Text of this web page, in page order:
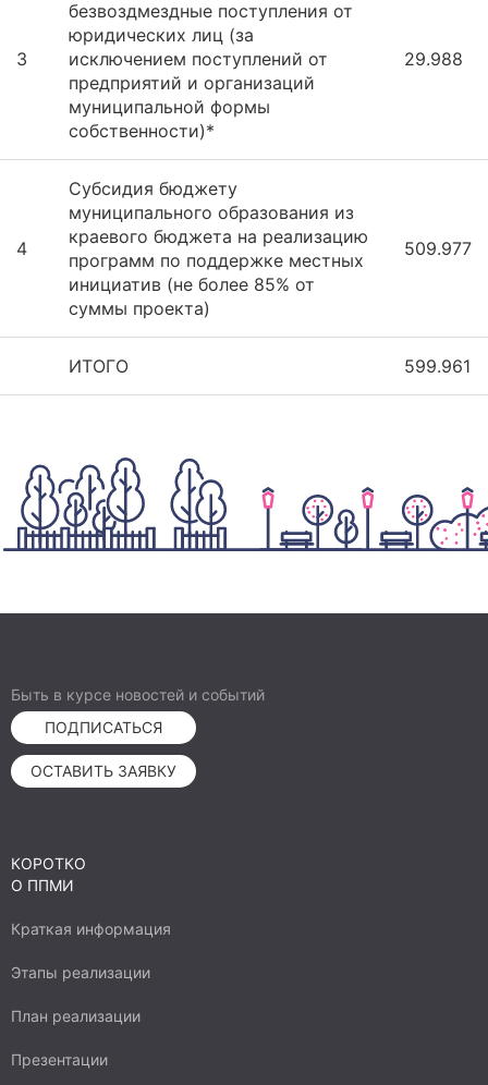
3
безвоздмездные поступления от
юридических лиц (за
исключением поступлений от
предприятий и организаций
муниципальной формы
собственности)*
29.988
4
Субсидия бюджету
муниципального образования из
краевого бюджета на реализацию
программ по поддержке местных
инициатив (не более 85% от
суммы проекта)
509.977
ИТОГО 599.961
Быть в курсе новостей и событий
ПОДПИСАТЬСЯ
ОСТАВИТЬ ЗАЯВКУ
КОРОТКО
О ППМИ
Краткая информация
Этапы реализации
План реализации
Презентации